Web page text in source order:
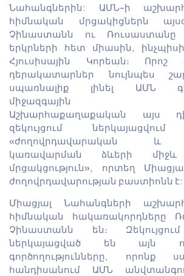
Նահանգներին: ԱՄՆ-ի
հիմնական մրցակիցներն
Չինաստանն ու
երկրների հետ միասին,
Հյուսիսային Կորեան։
դերակատարներ նույնպես
սպառնալիք լինել ԱՄՆ
միջազգային
Աշխարհաքաղաքական այս
զեկույցում
«ժողովրդավարական և
կառավարման ձևերի
մրցակցություն», որտեղ
ժողովրդավարության բաստիոնն է:
Միացյալ Նահանգների
հիմնական հակառակորդները
Չինաստանն են։
ներկայացված են այն
գործողությունները, որոնք
հանդիսանում ԱՄՆ